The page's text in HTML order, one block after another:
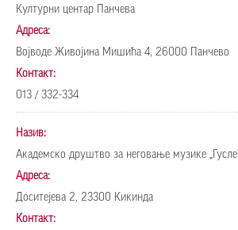
Културни центар Панчева
Адреса:
Војводе Живојина Мишића 4, 26000 Панчево
Контакт:
013 / 332-334
Назив:
Академско друштво за неговање музике „Гусле“
Адреса:
Доситејева 2, 23300 Кикинда
Контакт: